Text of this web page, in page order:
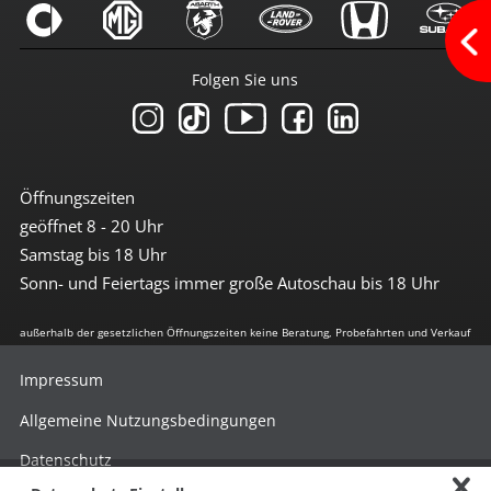
USB-Anschluss
Wlan/Wifi Hotspot
3te Bremsleuchte
Alarmanlage
Antiblockiersystem
Antischlupfregulierung
Beifahrerairbag abschaltbar
Berganfahrhilfe
Bremsassistent
el. Stabilitätsprogramm
Geschwindigkeit-Begrenzungsanlage
LED Heckleuchten
Leuchtweiten-Regulierung
Öffnungszeiten
geöffnet 8 - 20 Uhr
Samstag bis 18 Uhr
Sonn- und Feiertags immer große Autoschau bis 18 Uhr
Folgen Sie uns
außerhalb der gesetzlichen Öffnungszeiten keine Beratung, Probefahrten und Verkauf
Impressum
Allgemeine Nutzungsbedingungen
Datenschutz